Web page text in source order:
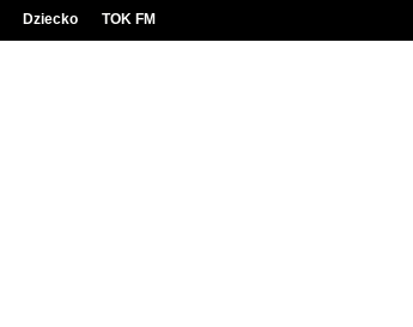
Dziecko TOK FM